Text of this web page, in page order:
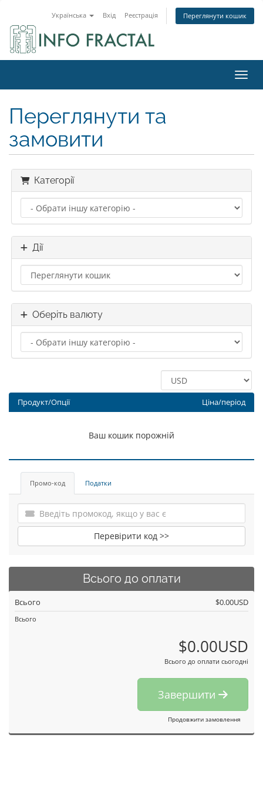
Українська Вхід Реєстрація Переглянути кошик
Переглянути та
замовити
Категорії
Дії
Оберіть валюту
Продукт/Опції Ціна/період
Ваш кошик порожній
Промо-код Податки
Перевірити код >>
Всього до оплати
Всього $0.00USD
Всього
$0.00USD
Всього до оплати сьогодні
Завершити
Продовжити замовлення